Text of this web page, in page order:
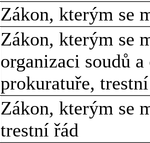
Zákon, kterým se
Zákon, kterým se
organizaci soudů
prokuratuře,
Zákon, kterým se
trestní řád